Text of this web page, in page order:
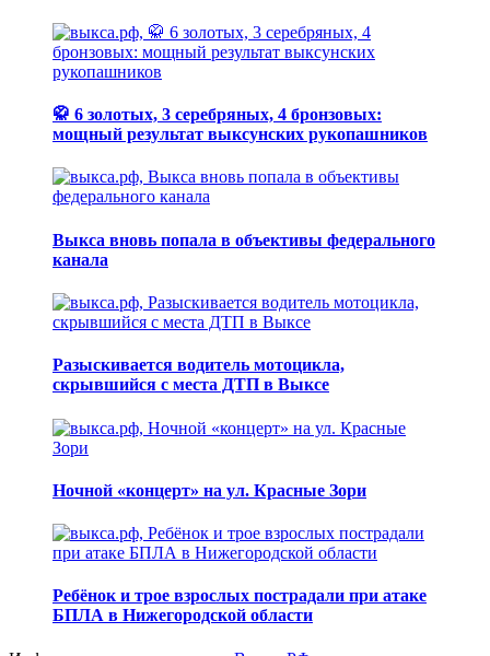
🥋 6 золотых, 3 серебряных, 4 бронзовых:
мощный результат выксунских рукопашников
Выкса вновь попала в объективы федерального
канала
Разыскивается водитель мотоцикла,
скрывшийся с места ДТП в Выксе
Ночной «концерт» на ул. Красные Зори
Ребёнок и трое взрослых пострадали при атаке
БПЛА в Нижегородской области